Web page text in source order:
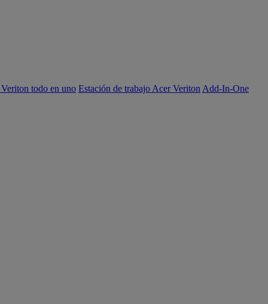
todo en uno Estación de trabajo Acer Veriton Add-In-One